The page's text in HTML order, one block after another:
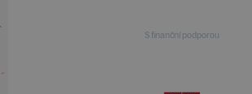
S finanční podporou